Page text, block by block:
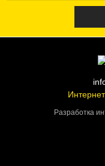
Разработка